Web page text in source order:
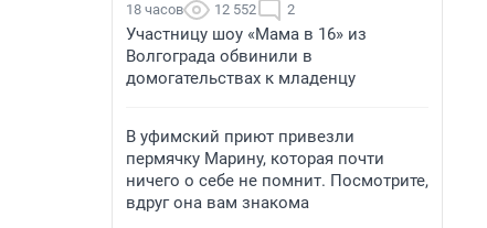
18 часов 12 552 2
Участницу шоу «Мама в 16» из
Волгограда обвинили в
домогательствах к младенцу
В уфимский приют привезли
пермячку Марину, которая почти
ничего о себе не помнит. Посмотрите,
вдруг она вам знакома